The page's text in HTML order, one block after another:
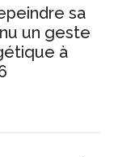
sa
un geste
à